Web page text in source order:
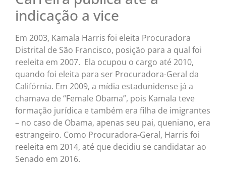
indicação a vice
Em 2003, Kamala Harris foi eleita Procuradora
Distrital de São Francisco, posição para a qual foi
reeleita em 2007. Ela ocupou o cargo até 2010,
quando foi eleita para ser Procuradora-Geral da
Califórnia. Em 2009, a mídia estadunidense já a
chamava de “Female Obama”, pois Kamala teve
formação jurídica e também era filha de imigrantes
– no caso de Obama, apenas seu pai, queniano, era
estrangeiro. Como Procuradora-Geral, Harris foi
reeleita em 2014, até que decidiu se candidatar ao
Senado em 2016.